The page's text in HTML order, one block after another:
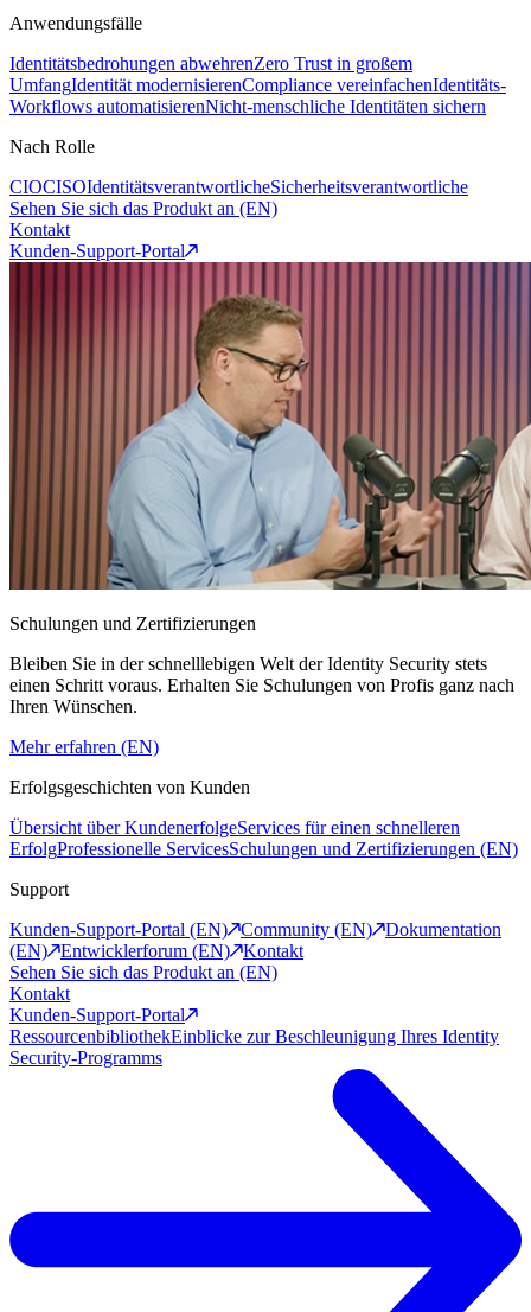
Anwendungsfälle
Identitätsbedrohungen abwehrenZero Trust in großem
UmfangIdentität modernisierenCompliance vereinfachenIdentitäts-
Workflows automatisierenNicht-menschliche Identitäten sichern
Nach Rolle
CIOCISOIdentitätsverantwortlicheSicherheitsverantwortliche
Sehen Sie sich das Produkt an (EN)
Kontakt
Kunden-Support-Portal
Schulungen und Zertifizierungen
Bleiben Sie in der schnelllebigen Welt der Identity Security stets
einen Schritt voraus. Erhalten Sie Schulungen von Profis ganz nach
Ihren Wünschen.
Mehr erfahren (EN)
Erfolgsgeschichten von Kunden
Übersicht über KundenerfolgeServices für einen schnelleren
ErfolgProfessionelle ServicesSchulungen und Zertifizierungen (EN)
Support
Kunden-Support-Portal (EN)
Community (EN)
Dokumentation
(EN)
Entwicklerforum (EN)
Kontakt
Sehen Sie sich das Produkt an (EN)
Kontakt
Kunden-Support-Portal
RessourcenbibliothekEinblicke zur Beschleunigung Ihres Identity
Security-Programms